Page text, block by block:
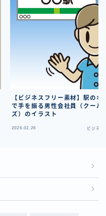
【ビジネスフリー素材】駅のホ
で手を振る男性会社員（クール
ズ）のイラスト
2026.02.26 ビジネ